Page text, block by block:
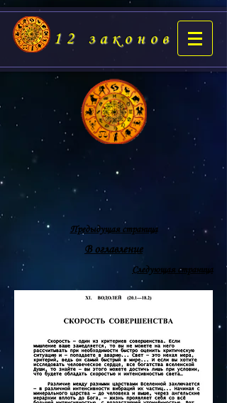
12 законов
Предыдущая страница
В оглавление
Следующая страница